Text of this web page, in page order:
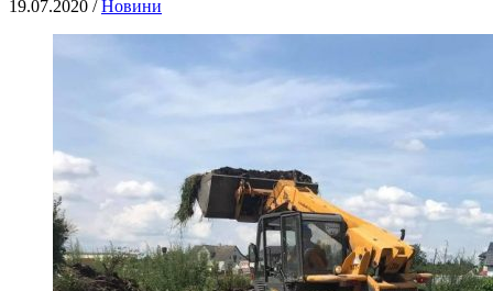
19.07.2020 /Новини